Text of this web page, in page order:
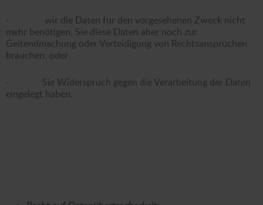
- wir die Daten für den vorgesehenen Zweck nicht
mehr benötigen, Sie diese Daten aber noch zur
Geltendmachung oder Verteidigung von Rechtsansprüchen
brauchen, oder
- Sie Widerspruch gegen die Verarbeitung der Daten
eingelegt haben.